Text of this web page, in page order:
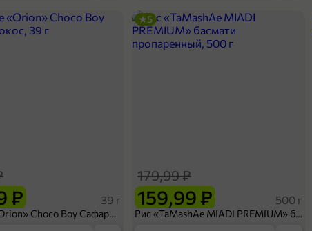
₽ 39 г
Печенье «Orion» Choco Boy Сафари кокос, 39 г
159,99 ₽
179,99 ₽
500 г
Рис «TaMashAe MIADI PREMIUM» басмати пропаренный, 500 г
5